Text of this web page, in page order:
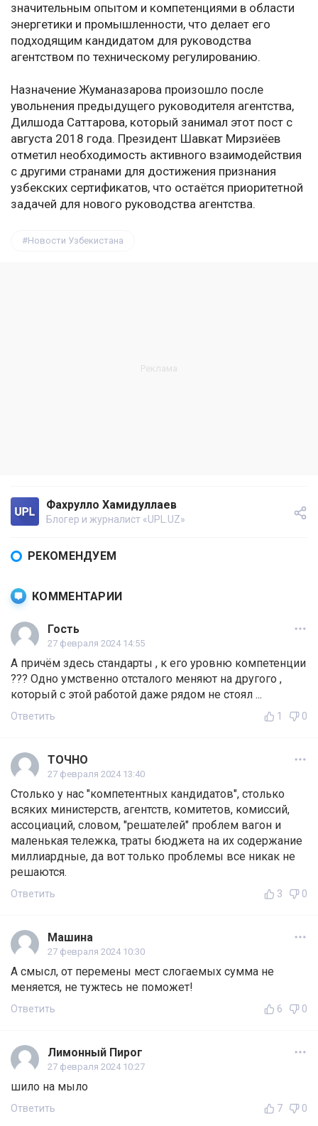
значительным опытом и компетенциями в области
энергетики и промышленности, что делает его
подходящим кандидатом для руководства
агентством по техническому регулированию.
Назначение Жуманазарова произошло после
увольнения предыдущего руководителя агентства,
Дилшода Саттарова, который занимал этот пост с
августа 2018 года. Президент Шавкат Мирзиёев
отметил необходимость активного взаимодействия
с другими странами для достижения признания
узбекских сертификатов, что остаётся приоритетной
задачей для нового руководства агентства.
Новости Узбекистана
Фахрулло Хамидуллаев
Блогер и журналист «UPL.UZ»
РЕКОМЕНДУЕМ
КОММЕНТАРИИ
Гость
27 февраля 2024 14:55
А причём здесь стандарты , к его уровню компетенции
??? Одно умственно отсталого меняют на другого ,
который с этой работой даже рядом не стоял ...
Ответить 1 0
ТОЧНО
27 февраля 2024 13:40
Столько у нас "компетентных кандидатов", столько
всяких министерств, агентств, комитетов, комиссий,
ассоциаций, словом, "решателей" проблем вагон и
маленькая тележка, траты бюджета на их содержание
миллиардные, да вот только проблемы все никак не
решаются.
Ответить 3 0
Машина
27 февраля 2024 10:30
А смысл, от перемены мест слогаемых сумма не
меняется, не тужтесь не поможет!
Ответить 6 0
Лимонный Пирог
27 февраля 2024 10:27
шило на мыло
Ответить 7 0